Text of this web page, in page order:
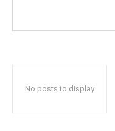
No posts to display